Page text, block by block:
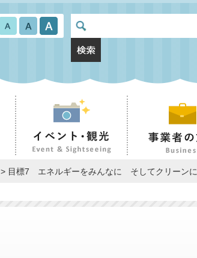
> 目標7 エネルギーをみんなに そしてクリーンに